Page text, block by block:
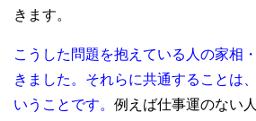
きます。
こうした問題を抱えている人の家相
きました。それらに共通することは
いうことです。 例えば仕事運のない